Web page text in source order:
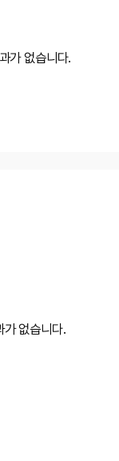
가 없습니다.
가 없습니다.